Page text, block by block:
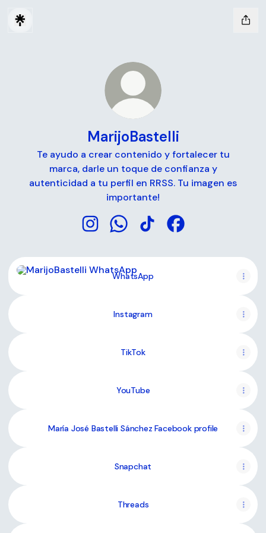
MarijoBastelli
Te ayudo a crear contenido y fortalecer tu
marca, darle un toque de confianza y
autenticidad a tu perfil en RRSS. Tu imagen es
importante!
WhatsApp
WhatsApp
Instagram
TikTok
YouTube
María José Bastelli Sánchez Facebook profile
Snapchat
Threads